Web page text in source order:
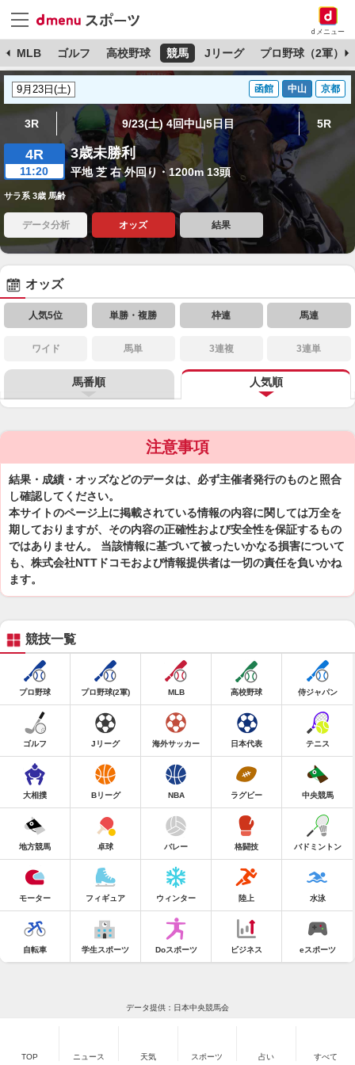
dメニュー
MLB ゴルフ 高校野球 競馬 Jリーグ プロ野球（2軍）
函館 中山 京都
3R 9/23(土) 4回中山5日目 5R
4R
11:20
3歳未勝利
平地 芝 右 外回り・1200m 13頭
サラ系 3歳 馬齢
データ分析 オッズ 結果
オッズ
人気5位 単勝・複勝 枠連 馬連
ワイド 馬単 3連複 3連単
馬番順 人気順
注意事項
結果・成績・オッズなどのデータは、必ず主催者発行のものと照合
し確認してください。
本サイトのページ上に掲載されている情報の内容に関しては万全を
期しておりますが、その内容の正確性および安全性を保証するもの
ではありません。 当該情報に基づいて被ったいかなる損害について
も、株式会社NTTドコモおよび情報提供者は一切の責任を負いかね
ます。
競技一覧
プロ野球 プロ野球(2軍) MLB 高校野球 侍ジャパン
ゴルフ Jリーグ 海外サッカー 日本代表 テニス
大相撲 Bリーグ NBA ラグビー 中央競馬
地方競馬 卓球 バレー 格闘技 バドミントン
モーター フィギュア ウィンター 陸上 水泳
自転車 学生スポーツ Doスポーツ ビジネス eスポーツ
データ提供：日本中央競馬会
TOP ニュース 天気 スポーツ 占い すべて